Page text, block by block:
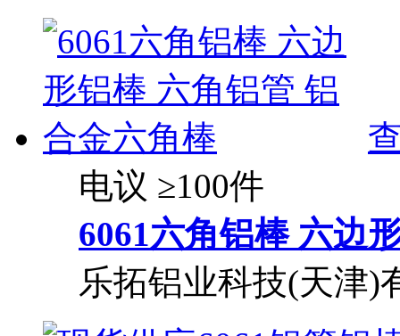
电议 ≥100件
6061六角铝棒 六边
乐拓铝业科技(天津)